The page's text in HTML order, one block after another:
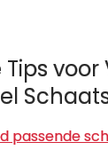
Tips voor
passende